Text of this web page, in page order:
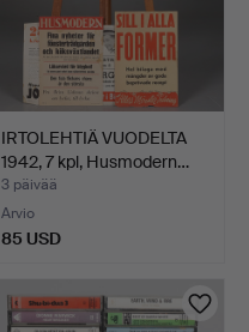
IRTOLEHTIÄ VUODELTA
1942, 7 kpl, Husmodern…
3 päivää
Arvio
85 USD